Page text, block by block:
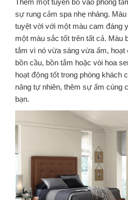
Thêm một tuyên bố vào phòng
sự rung cảm spa nhẹ nhàng.
tuyệt vời với một màu cam đáng
một màu sắc tốt trên tất cả. Màu
tắm vì nó vừa sáng vừa ấm, hoạt
bồn cầu, bồn tắm hoặc vòi hoa
hoạt động tốt trong phòng khách
năng tự nhiên, thêm sự ấm cúng
bạn.